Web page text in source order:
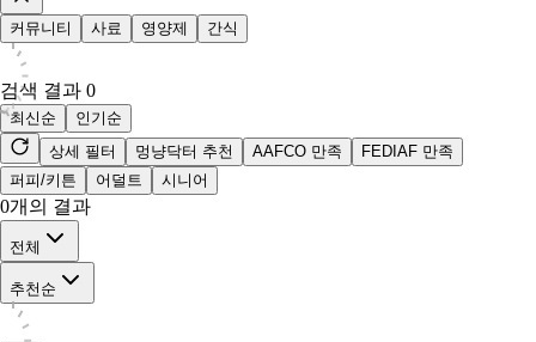
커뮤니티 사료 영양제 간식
검색 결과 0
최신순
인기순
상세 필터
멍냥닥터 추천 AAFCO 만족
FEDIAF 만족
퍼피/키튼
어덜트 시니어
0개의 결과
전체
추천순